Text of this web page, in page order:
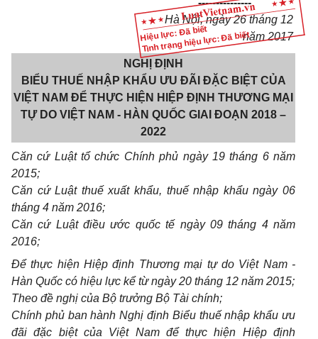
Hiệu lực: Đã biết
Tình trạng hiệu lực: Đã biết
---------------
Hà Nội, ngày26tháng 12
năm 2017
NGHỊ ĐỊNH
BIỂU THUẾ NHẬP KHẨU ƯU ĐÃI ĐẶC BIỆT CỦA
VIỆT NAM ĐỂ THỰC HIỆN HIỆP ĐỊNH THƯƠNG MẠI
TỰ DO VIỆT NAM - HÀN QUỐC GIAI ĐOẠN 2018 –
2022
Căn cứ Luật tổ chức Chính phủ ngày 19 tháng 6 năm
2015;
Căn cứ Luật thuế xuất khẩu, thuế nhập khẩu ngày 06
tháng 4 năm 2016;
Căn cứ Luật điều ước quốc tế ngày 09 tháng 4 năm
2016;
Đểthực hiện Hiệp định Thương mại tự do Việt Nam -
Hàn Quốc có hiệu lực kể từ ngày 20 tháng 12 năm 2015;
Theo đề nghị của Bộ trưởng Bộ Tài chính;
Chính phủ ban hành Nghị định Biểu thuế nhập khẩu ưu
đãi đặc biệt của Việt Nam để thực hiện Hiệp định